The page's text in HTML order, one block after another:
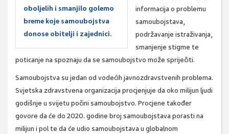
oboljelih i smanjilo golemo
breme koje samoubojstva
donose obitelji i zajednici.
informacija o problemu
samoubojstava,
podržavanje istraživanja,
smanjenje stigme te
poticanje na spoznaju da se samoubojstvo može spriječiti.
Samoubojstva su jedan od vodećih javnozdravstvenih problema.
Svjetska zdravstvena organizacija procjenjuje da oko milijun ljudi
godišnje u svijetu počini samoubojstvo. Procjene također
govore da će do 2020. godine broj samoubojstava porasti na
milijun i pol te da će udio samoubojstava u globalnom